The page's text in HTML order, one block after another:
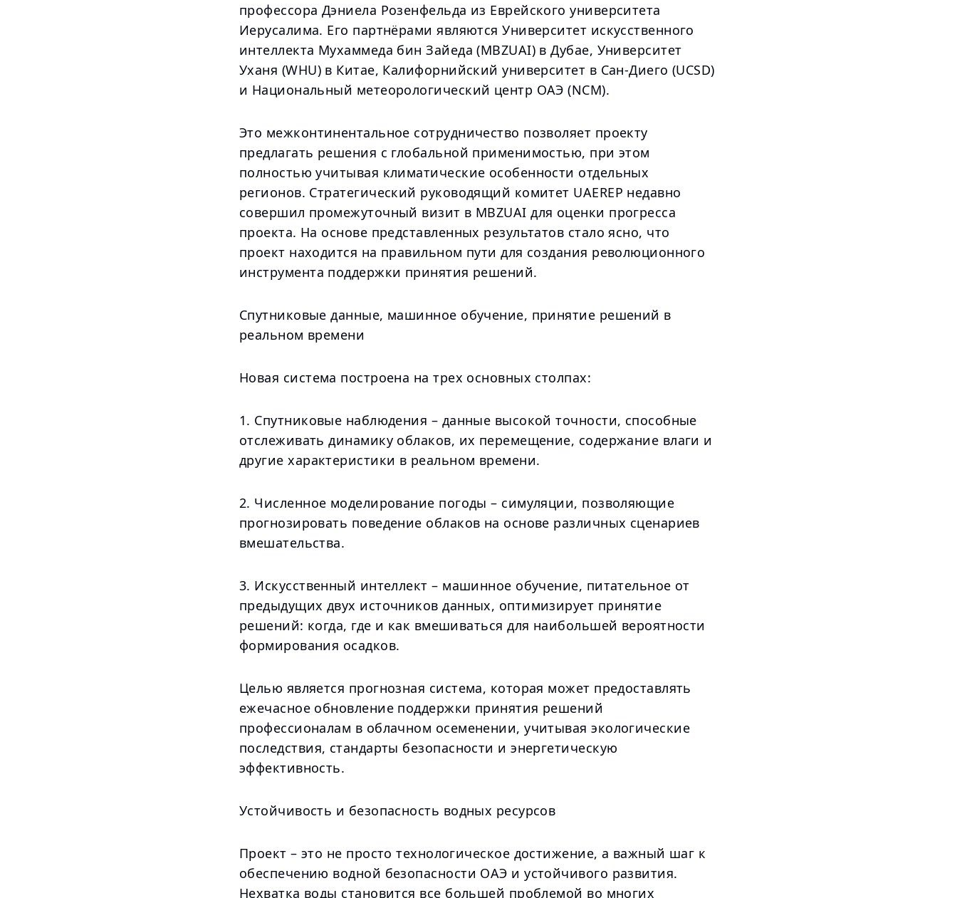
профессора Дэниела Розенфельда из Еврейского университета
Иерусалима. Его партнёрами являются Университет искусственного
интеллекта Мухаммеда бин Зайеда (MBZUAI) в Дубае, Университет
Уханя (WHU) в Китае, Калифорнийский университет в Сан-Диего (UCSD)
и Национальный метеорологический центр ОАЭ (NCM).
Это межконтинентальное сотрудничество позволяет проекту
предлагать решения с глобальной применимостью, при этом
полностью учитывая климатические особенности отдельных
регионов. Стратегический руководящий комитет UAEREP недавно
совершил промежуточный визит в MBZUAI для оценки прогресса
проекта. На основе представленных результатов стало ясно, что
проект находится на правильном пути для создания революционного
инструмента поддержки принятия решений.
Спутниковые данные, машинное обучение, принятие решений в
реальном времени
Новая система построена на трех основных столпах:
1. Спутниковые наблюдения – данные высокой точности, способные
отслеживать динамику облаков, их перемещение, содержание влаги и
другие характеристики в реальном времени.
2. Численное моделирование погоды – симуляции, позволяющие
прогнозировать поведение облаков на основе различных сценариев
вмешательства.
3. Искусственный интеллект – машинное обучение, питательное от
предыдущих двух источников данных, оптимизирует принятие
решений: когда, где и как вмешиваться для наибольшей вероятности
формирования осадков.
Целью является прогнозная система, которая может предоставлять
ежечасное обновление поддержки принятия решений
профессионалам в облачном осеменении, учитывая экологические
последствия, стандарты безопасности и энергетическую
эффективность.
Устойчивость и безопасность водных ресурсов
Проект – это не просто технологическое достижение, а важный шаг к
обеспечению водной безопасности ОАЭ и устойчивого развития.
Нехватка воды становится все большей проблемой во многих